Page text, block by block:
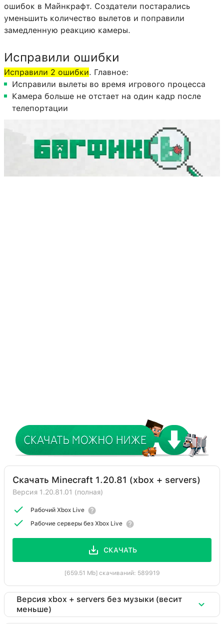
ошибок в Майнкрафт. Создатели постарались
уменьшить количество вылетов и поправили
замедленную реакцию камеры.
Исправили ошибки
Исправили 2 ошибки. Главное:
Исправили вылеты во время игрового процесса
Камера больше не отстает на один кадр после
телепортации
Скачать Minecraft 1.20.81 (xbox + servers)
Версия 1.20.81.01 (полная)
Рабочий Xbox Live
Рабочие серверы без Xbox Live
СКАЧАТЬ
[659.51 Mb] скачиваний: 589919
Версия xbox + servers без музыки (весит
меньше)